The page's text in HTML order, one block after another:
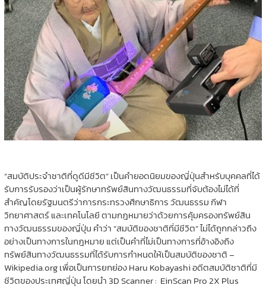
“สมบัติประจำชาติที่ดูดีมีชีวิต” เป็นคำยอดนิยมของญี่ปุ่นสำหรับบุคคลที่ได้
รับการรับรองว่าเป็นผู้รักษาทรัพย์สินทางวัฒนธรรมที่จับต้องไม่ได้ที่
สำคัญโดยรัฐมนตรีว่าการกระทรวงศึกษาธิการ วัฒนธรรม กีฬา
วิทยาศาสตร์ และเทคโนโลยี ตามกฎหมายว่าด้วยการคุ้มครองทรัพย์สิน
ทางวัฒนธรรมของญี่ปุ่น คำว่า “สมบัติของชาติที่มีชีวิต” ไม่ได้ถูกกล่าวถึง
อย่างเป็นทางการในกฎหมาย แต่เป็นคำที่ไม่เป็นทางการที่อ้างอิงถึง
ทรัพย์สินทางวัฒนธรรมที่ได้รับการกำหนดให้เป็นสมบัติของชาติ –
Wikipedia.org เพื่อเป็นการยกย่อง Haru Kobayashi อดีตสมบัติชาติที่มี
ชีวิตของประเทศญี่ปุ่น โดยนำ 3D Scanner : EinScan Pro 2X Plus